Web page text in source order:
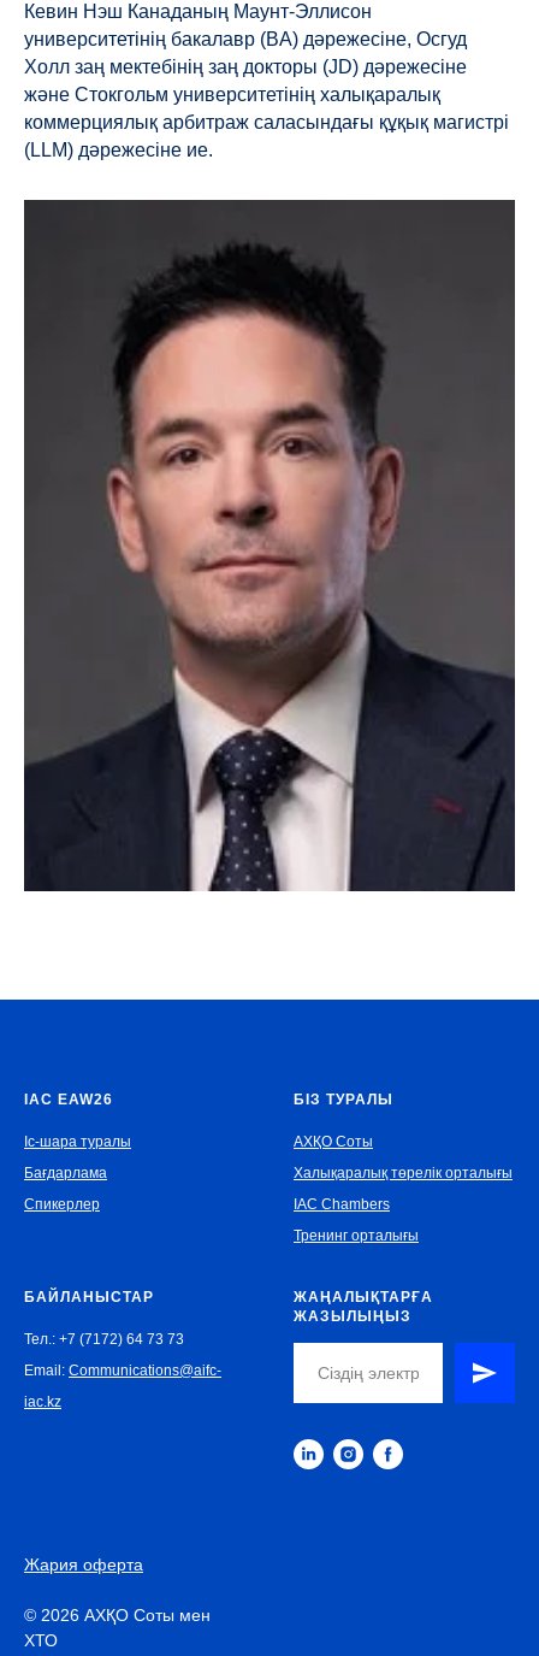
Кевин Нэш Канаданың Маунт-Эллисон
университетінің бакалавр (BA) дәрежесіне, Осгуд
Холл заң мектебінің заң докторы (JD) дәрежесіне
және Стокгольм университетінің халықаралық
коммерциялық арбитраж саласындағы құқық магистрі
(LLM) дәрежесіне ие.
IAC EAW26
Іс-шара туралы
Бағдарлама
Спикерлер
БІЗ ТУРАЛЫ
АХҚО Соты
Халықаралық төрелік орталығы
IAC Chambers
Тренинг орталығы
БАЙЛАНЫСТАР
Тел.: +7 (7172) 64 73 73
Email: Communications@aifc-
iac.kz
ЖАҢАЛЫҚТАРҒА
ЖАЗЫЛЫҢЫЗ
Жария оферта
© 2026 АХҚО Соты мен
ХТО